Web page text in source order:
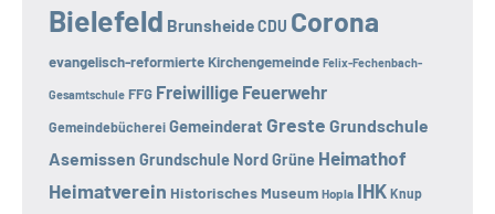
Bielefeld BrunsheideCDU Corona
evangelisch-reformierte Kirchengemeinde Felix-Fechenbach-
Gesamtschule FFG Freiwillige Feuerwehr
Gemeindebücherei Gemeinderat Greste Grundschule
Asemissen Grundschule NordGrüne Heimathof
Heimatverein Historisches Museum Hopla IHK Knup